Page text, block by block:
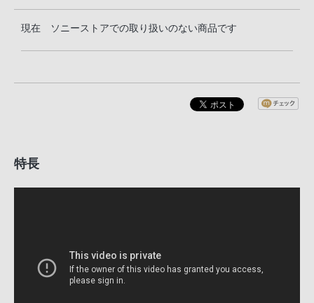
現在 ソニーストアでの取り扱いのない商品です
特長